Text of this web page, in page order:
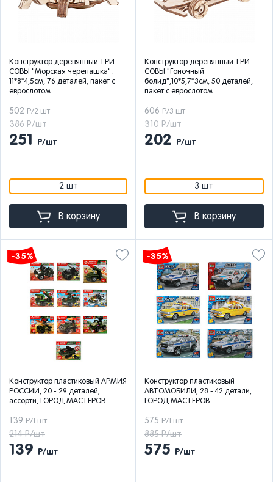
Конструктор деревянный ТРИ
СОВЫ "Морская черепашка".
11*8*4,5см, 76 деталей, пакет с
еврослотом
502 Р/2 шт
386 Р/шт
251 Р/шт
2 шт
В корзину
Конструктор деревянный ТРИ
СОВЫ "Гоночный
болид",10*5,7*3см, 50 деталей,
пакет с еврослотом
606 Р/3 шт
310 Р/шт
202 Р/шт
3 шт
В корзину
-35%
Конструктор пластиковый АРМИЯ
РОССИИ, 20 - 29 деталей,
ассорти, ГОРОД МАСТЕРОВ
139 Р/1 шт
214 Р/шт
139 Р/шт
-35%
Конструктор пластиковый
АВТОМОБИЛИ, 28 - 42 детали,
ГОРОД МАСТЕРОВ
575 Р/1 шт
885 Р/шт
575 Р/шт